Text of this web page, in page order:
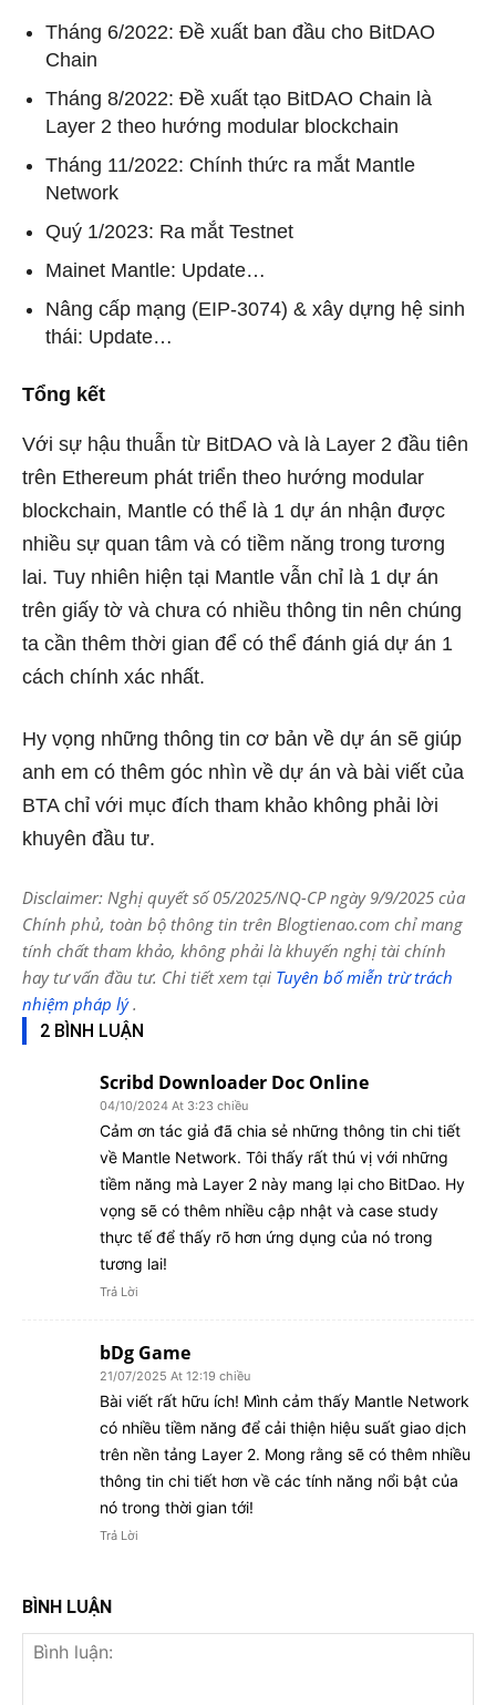
Tháng 6/2022: Đề xuất ban đầu cho BitDAO
Chain
Tháng 8/2022: Đề xuất tạo BitDAO Chain là
Layer 2 theo hướng modular blockchain
Tháng 11/2022: Chính thức ra mắt Mantle
Network
Quý 1/2023: Ra mắt Testnet
Mainet Mantle: Update…
Nâng cấp mạng (EIP-3074) & xây dựng hệ sinh
thái: Update…
Tổng kết
Với sự hậu thuẫn từ BitDAO và là Layer 2 đầu tiên
trên Ethereum phát triển theo hướng modular
blockchain, Mantle có thể là 1 dự án nhận được
nhiều sự quan tâm và có tiềm năng trong tương
lai. Tuy nhiên hiện tại Mantle vẫn chỉ là 1 dự án
trên giấy tờ và chưa có nhiều thông tin nên chúng
ta cần thêm thời gian để có thể đánh giá dự án 1
cách chính xác nhất.
Hy vọng những thông tin cơ bản về dự án sẽ giúp
anh em có thêm góc nhìn về dự án và bài viết của
BTA chỉ với mục đích tham khảo không phải lời
khuyên đầu tư.
Disclaimer: Nghị quyết số 05/2025/NQ-CP ngày 9/9/2025 của
Chính phủ, toàn bộ thông tin trên Blogtienao.com chỉ mang
tính chất tham khảo, không phải là khuyến nghị tài chính
hay tư vấn đầu tư. Chi tiết xem tại Tuyên bố miễn trừ trách
nhiệm pháp lý.
2 BÌNH LUẬN
Scribd Downloader Doc Online
04/10/2024 At 3:23 chiều
Cảm ơn tác giả đã chia sẻ những thông tin chi tiết
về Mantle Network. Tôi thấy rất thú vị với những
tiềm năng mà Layer 2 này mang lại cho BitDao. Hy
vọng sẽ có thêm nhiều cập nhật và case study
thực tế để thấy rõ hơn ứng dụng của nó trong
tương lai!
Trả Lời
bDg Game
21/07/2025 At 12:19 chiều
Bài viết rất hữu ích! Mình cảm thấy Mantle Network
có nhiều tiềm năng để cải thiện hiệu suất giao dịch
trên nền tảng Layer 2. Mong rằng sẽ có thêm nhiều
thông tin chi tiết hơn về các tính năng nổi bật của
nó trong thời gian tới!
Trả Lời
BÌNH LUẬN